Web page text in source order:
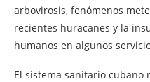
arbovirosis, fenómenos
recientes huracanes y la
humanos en algunos
El sistema sanitario